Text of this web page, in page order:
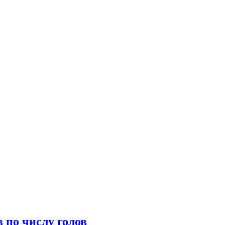
числу голов